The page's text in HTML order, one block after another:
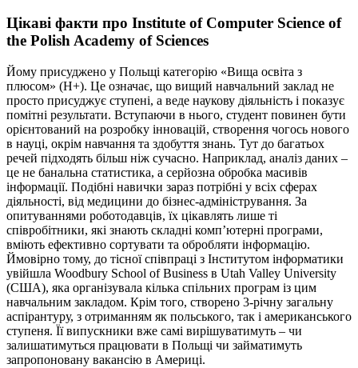
Цікаві факти про Institute of Computer Science of
the Polish Academy of Sciences
Йому присуджено у Польщі категорію «Вища освіта з
плюсом» (Н+). Це означає, що вищий навчальний заклад не
просто присуджує ступені, а веде наукову діяльність і показує
помітні результати. Вступаючи в нього, студент повинен бути
орієнтований на розробку інновацій, створення чогось нового
в науці, окрім навчання та здобуття знань. Тут до багатьох
речей підходять більш ніж сучасно. Наприклад, аналіз даних –
це не банальна статистика, а серйозна обробка масивів
інформації. Подібні навички зараз потрібні у всіх сферах
діяльності, від медицини до бізнес-адміністрування. За
опитуваннями роботодавців, їх цікавлять лише ті
співробітники, які знають складні комп’ютерні програми,
вміють ефективно сортувати та обробляти інформацію.
Ймовірно тому, до тісної співпраці з Інститутом інформатики
увійшла Woodbury School of Business в Utah Valley University
(США), яка організувала кілька спільних програм із цим
навчальним закладом. Крім того, створено 3-річну загальну
аспірантуру, з отриманням як польського, так і американського
ступеня. Її випускники вже самі вирішуватимуть – чи
залишатимуться працювати в Польщі чи займатимуть
запропоновану вакансію в Америці.